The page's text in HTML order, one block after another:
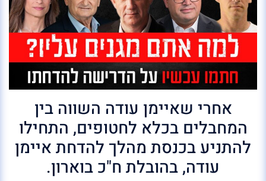
אחרי שאיימן עודה השווה בין
המחבלים בכלא לחטופים, התחילו
להתניע בכנסת מהלך להדחת איימן
עודה, בהובלת ח"כ בוארון.